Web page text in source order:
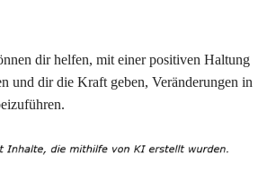
dir helfen, mit einer positiven Haltung
und dir die Kraft geben, Veränderungen in